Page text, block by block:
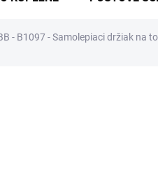
- B1097 - Samolepiaci držiak na